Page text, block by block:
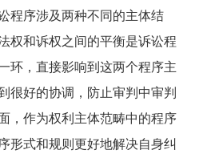
程序涉及两种不同的主体结
权和诉权之间的平衡是诉讼程
环，直接影响到这两个程序主
很好的协调，防止审判中审判
，作为权利主体范畴中的程序
形式和规则更好地解决自身纠